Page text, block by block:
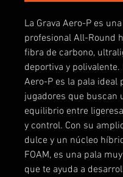
La Grava Aero-P es
profesional All-Round
fibra de carbono,
deportiva y polivalente.
Aero-P es la pala ideal
jugadores que buscan
equilibrio entre
y control. Con su
dulce y un núcleo
FOAM, es una pala
que te ayuda a